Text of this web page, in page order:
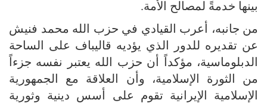
بينها خدمةً لمصالح الأمة.
من جانبه، أعرب القيادي في حزب الله محمد فنيش
عن تقديره للدور الذي يؤديه قاليباف على الساحة
الدبلوماسية، مؤكداً أن حزب الله يعتبر نفسه جزءاً
من الثورة الإسلامية، وأن العلاقة مع الجمهورية
الإسلامية الإيرانية تقوم على أسس دينية وثورية